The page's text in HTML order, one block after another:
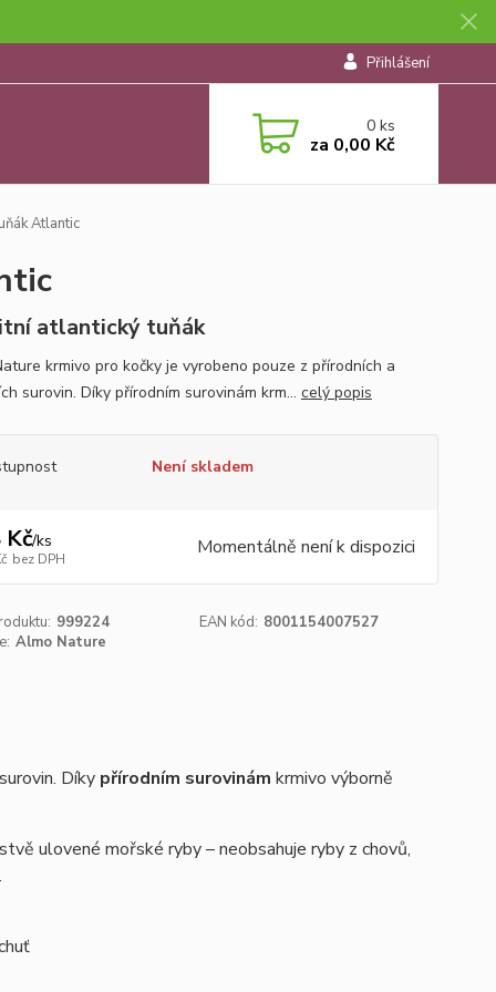
Přihlášení
0ks
za 0,00 Kč
Atlantic
atlantický tuňák
krmivo pro kočky je vyrobeno pouze z přírodních a
surovin. Díky přírodním surovinám krm... celý popis
Není skladem
Kč/ks
bez DPH Momentálně není k dispozici
999224 EAN kód: 8001154007527
Almo Nature
Díky přírodním surovinám krmivo výborně
ulovené mořské ryby – neobsahuje ryby z chovů,